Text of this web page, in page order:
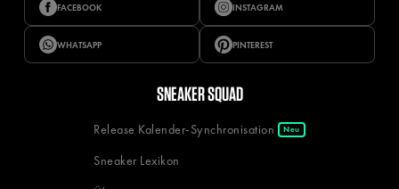
FACEBOOK INSTAGRAM
WHATSAPP PINTEREST
SNEAKER SQUAD
Release Kalender-Synchronisation Neu
Sneaker Lexikon